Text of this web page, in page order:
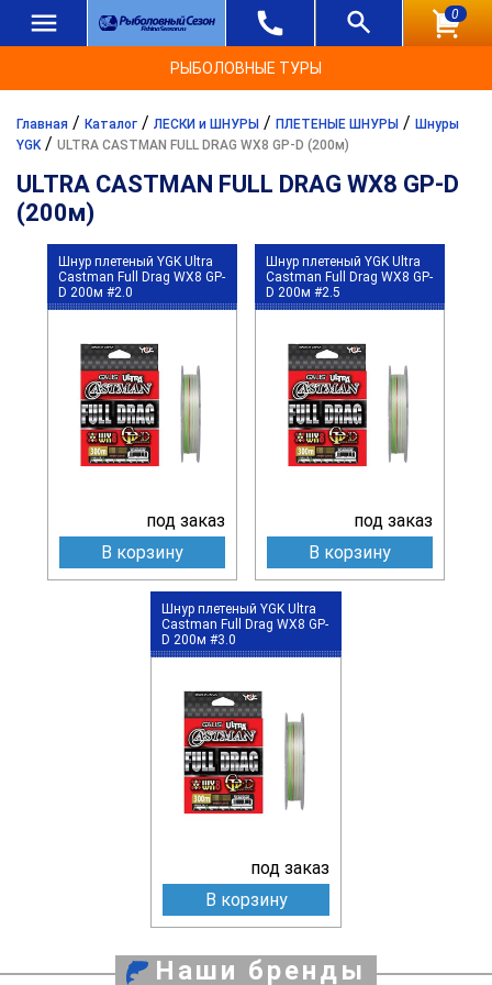
0
РЫБОЛОВНЫЕ ТУРЫ
Главная / Каталог / ЛЕСКИ и ШНУРЫ / ПЛЕТЕНЫЕ ШНУРЫ / Шнуры
YGK/ ULTRA CASTMAN FULL DRAG WX8 GP-D (200м)
ULTRA CASTMAN FULL DRAG WX8 GP-D
(200м)
Шнур плетеный YGK Ultra
Castman Full Drag WX8 GP-
D 200м #2.0
под заказ
В корзину
Шнур плетеный YGK Ultra
Castman Full Drag WX8 GP-
D 200м #2.5
под заказ
В корзину
Шнур плетеный YGK Ultra
Castman Full Drag WX8 GP-
D 200м #3.0
под заказ
В корзину
Наши бренды